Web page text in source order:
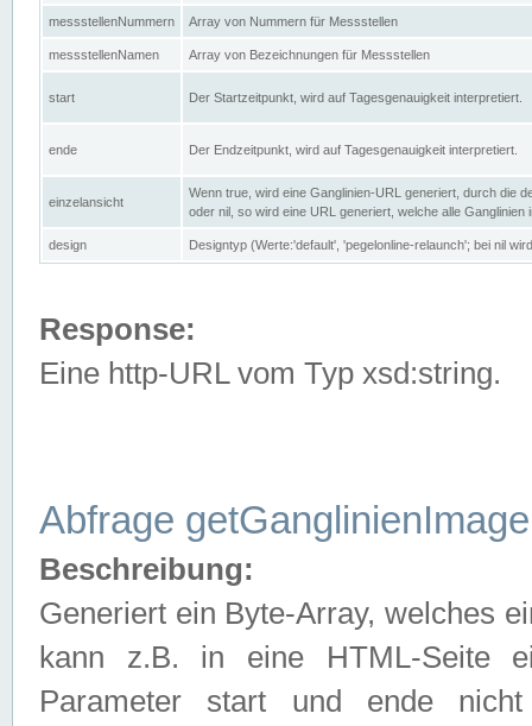
messstellenNummern Array von Nummern für Messstellen
messstellenNamen Array von Bezeichnungen für Messstellen
start Der Startzeitpunkt, wird auf Tagesgenauigkeit interpretiert.
ende Der Endzeitpunkt, wird auf Tagesgenauigkeit interpretiert.
einzelansicht
Wenn true, wird eine Ganglinien-URL generiert, durch die
oder nil, so wird eine URL generiert, welche alle Ganglinien
design Designtyp (Werte:'default', 'pegelonline-relaunch'; bei nil
Response:
Eine http-URL vom Typ xsd:string.
Abfrage getGanglinienImage
Beschreibung:
Generiert ein Byte-Array, welches
kann z.B. in eine HTML-Seite
Parameter start und ende